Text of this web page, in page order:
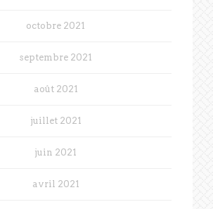
octobre 2021
septembre 2021
août 2021
juillet 2021
juin 2021
avril 2021